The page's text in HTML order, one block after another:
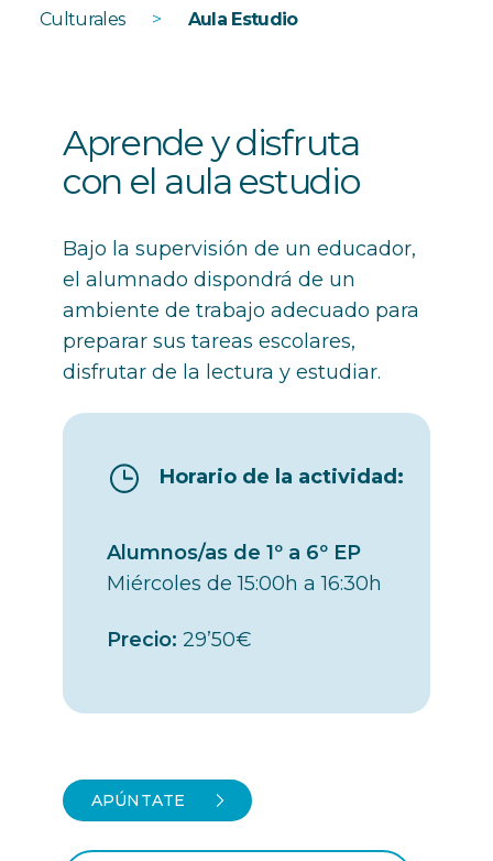
Culturales
> Aula Estudio
Aprende y disfruta
con el aula estudio
Bajo la supervisión de un educador,
el alumnado dispondrá de un
ambiente de trabajo adecuado para
preparar sus tareas escolares,
disfrutar de la lectura y estudiar.
Horario de la actividad:
Alumnos/as de 1º a 6º EP
Miércoles de 15:00h a 16:30h
Precio: 29’50€
APÚNTATE